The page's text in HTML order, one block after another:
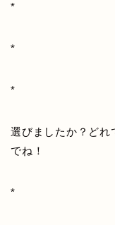
*
*
*
選びましたか？どれ
でね！
*